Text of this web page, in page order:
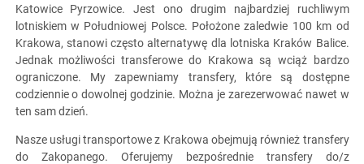
Katowice Pyrzowice. Jest ono drugim najbardziej ruchliwym
lotniskiem w Południowej Polsce. Położone zaledwie 100 km od
Krakowa, stanowi często alternatywę dla lotniska Kraków Balice.
Jednak możliwości transferowe do Krakowa są wciąż bardzo
ograniczone. My zapewniamy transfery, które są dostępne
codziennie o dowolnej godzinie. Można je zarezerwować nawet w
ten sam dzień.
Nasze usługi transportowe z Krakowa obejmują również transfery
do Zakopanego. Oferujemy bezpośrednie transfery do/z